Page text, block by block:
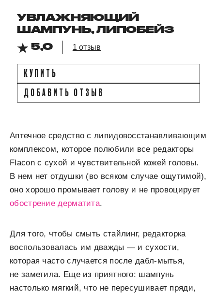
УВЛАЖНЯЮЩИЙ
ШАМПУНЬ, ЛИПОБЕЙЗ
5,0
1 отзыв
КУПИТЬ
ДОБАВИТЬ ОТЗЫВ
Аптечное средство с липидовосстанавливающим
комплексом, которое полюбили все редакторы
Flacon с сухой и чувствительной кожей головы.
В нем нет отдушки (во всяком случае ощутимой),
оно хорошо промывает голову и не провоцирует
обострение дерматита.
Для того, чтобы смыть стайлинг, редакторка
воспользовалась им дважды — и сухости,
которая часто случается после дабл-мытья,
не заметила. Еще из приятного: шампунь
настолько мягкий, что не пересушивает пряди,